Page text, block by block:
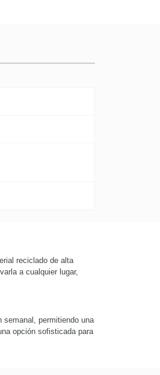
reciclado de alta
a cualquier lugar,
permitiendo una
opción sofisticada para